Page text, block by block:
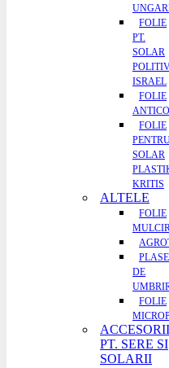
FOLIE
PT.
SOLAR
ISRAEL
FOLIE
FOLIE
SOLAR
KRITIS
ALTELE
FOLIE
PLASE
DE
FOLIE
ACCESORII
PT. SERE SI
SOLARII